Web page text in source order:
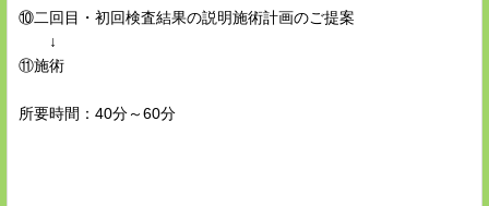
⑩二回目・初回検査結果の説明施術計画のご提案
↓
⑪施術
所要時間：40分～60分